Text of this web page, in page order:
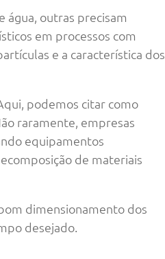
água, outras precisam
em processos com
e a característica dos
podemos citar como
raramente, empresas
equipamentos
de materiais
dimensionamento dos
desejado.